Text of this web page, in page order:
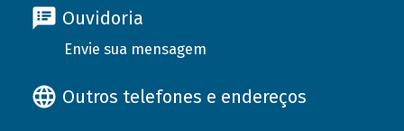
Ouvidoria
Envie sua mensagem
Outros telefones e endereços